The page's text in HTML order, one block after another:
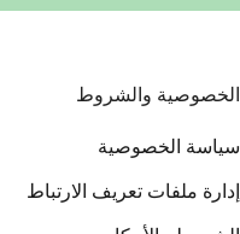
الخصوصية والشروط
سياسة الخصوصية
إدارة ملفات تعريف الارتباط